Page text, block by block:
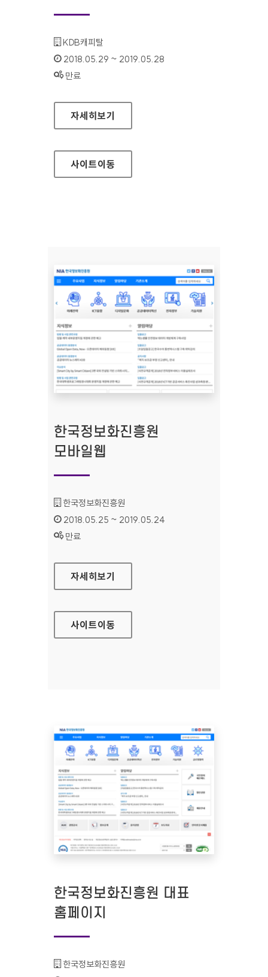
기관명 :
KDB캐피탈
인증기간 :
2018.05.29 ~ 2019.05.28
상태 :
만료
KDB캐피탈(국문) 대표 홈페이지
자세히보기
사이트이동
한국정보화진흥원
모바일웹
기관명 :
한국정보화진흥원
인증기간 :
2018.05.25 ~ 2019.05.24
상태 :
만료
한국정보화진흥원 모바일웹
자세히보기
사이트이동
한국정보화진흥원 대표
홈페이지
기관명 :
한국정보화진흥원